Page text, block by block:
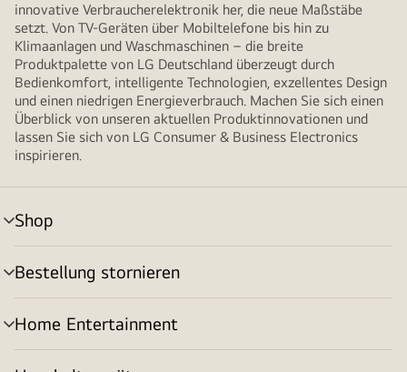
innovative Verbraucherelektronik her, die neue Maßstäbe
setzt. Von TV-Geräten über Mobiltelefone bis hin zu
Klimaanlagen und Waschmaschinen – die breite
Produktpalette von LG Deutschland überzeugt durch
Bedienkomfort, intelligente Technologien, exzellentes Design
und einen niedrigen Energieverbrauch. Machen Sie sich einen
Überblick von unseren aktuellen Produktinnovationen und
lassen Sie sich von LG Consumer & Business Electronics
inspirieren.
Shop
Menü
umschalten
Bestellung stornieren
Menü
umschalten
Home Entertainment
Menü
umschalten